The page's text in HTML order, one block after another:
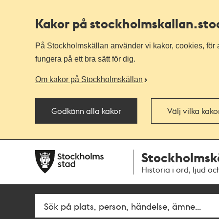
Kakor på stockholmskallan
På Stockholmskällan använder vi kakor, cookies,
fungera på ett bra sätt för dig.
Om kakor på Stockholmskällan
Godkänn alla kakor Välj vilka
navigationen
huvudinnehållet
Historia i ord, ljud
Fritextsök